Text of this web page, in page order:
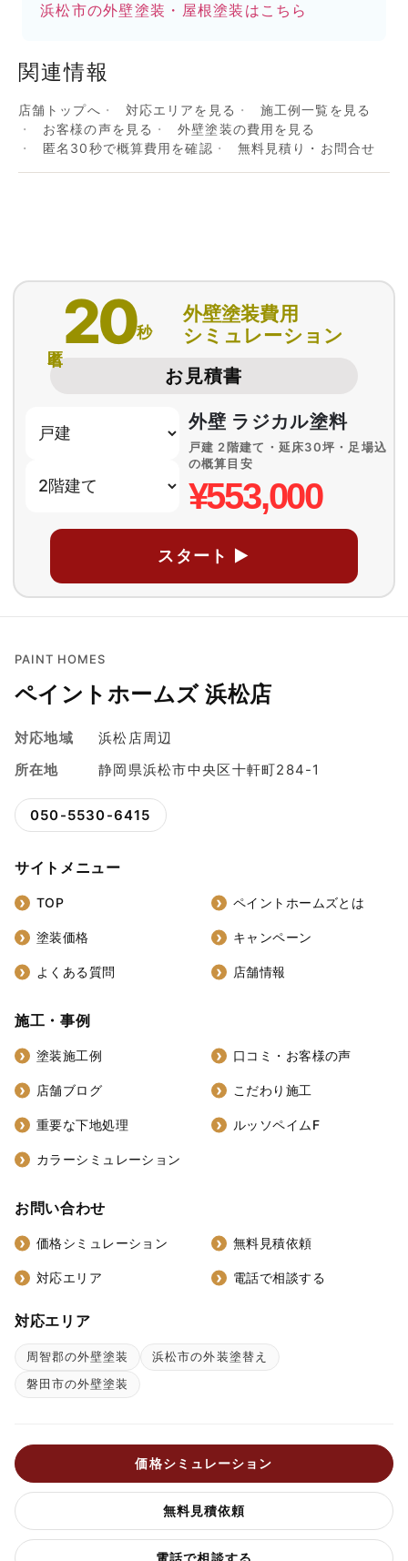
浜松市の外壁塗装・屋根塗装はこちら
関連情報
店舗トップへ 対応エリアを見る
施工例一覧を見る
お客様の声を見る
外壁塗装の費用を見る
匿名30秒で概算費用を確認
無料見積り・お問合せ
20秒
外壁塗装費用
シミュレーション
お見積書
外壁 ラジカル塗料
戸建 2階建て・延床30坪・足場込
の概算目安
¥553,000
スタート ▶
PAINT HOMES
ペイントホームズ 浜松店
対応地域
浜松店周辺
所在地
静岡県浜松市中央区十軒町284-1
050-5530-6415
サイトメニュー
TOP ペイントホームズとは
塗装価格 キャンペーン
よくある質問 店舗情報
施工・事例
塗装施工例 口コミ・お客様の声
店舗ブログ こだわり施工
重要な下地処理 ルッソペイムF
カラーシミュレーション
お問い合わせ
価格シミュレーション 無料見積依頼
対応エリア 電話で相談する
対応エリア
周智郡の外壁塗装
浜松市の外装塗替え
磐田市の外壁塗装
価格シミュレーション
無料見積依頼
電話で相談する